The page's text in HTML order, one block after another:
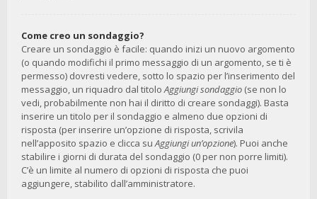
Come creo un sondaggio?
Creare un sondaggio è facile: quando inizi un nuovo argomento
(o quando modifichi il primo messaggio di un argomento, se ti è
permesso) dovresti vedere, sotto lo spazio per l’inserimento del
messaggio, un riquadro dal titoloAggiungi sondaggio (se non lo
vedi, probabilmente non hai il diritto di creare sondaggi). Basta
inserire un titolo per il sondaggio e almeno due opzioni di
risposta (per inserire un’opzione di risposta, scrivila
nell’apposito spazio e clicca suAggiungi un’opzione). Puoi anche
stabilire i giorni di durata del sondaggio (0 per non porre limiti).
C’è un limite al numero di opzioni di risposta che puoi
aggiungere, stabilito dall’amministratore.